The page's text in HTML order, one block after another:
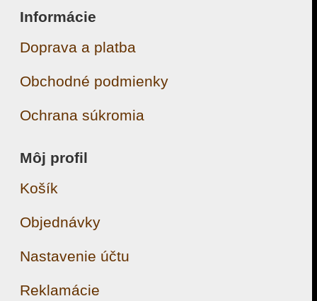
Informácie
Doprava a platba
Obchodné podmienky
Ochrana súkromia
Môj profil
Košík
Objednávky
Nastavenie účtu
Reklamácie